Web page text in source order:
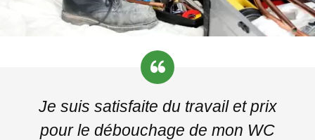
Je suis satisfaite du travail et prix
pour le débouchage de mon WC